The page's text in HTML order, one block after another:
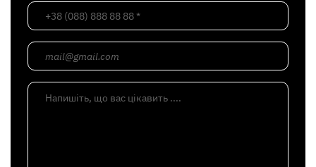
+38 (088) 888 88 88 *
mail@gmail.com
Напишіть, що вас цікавить ....